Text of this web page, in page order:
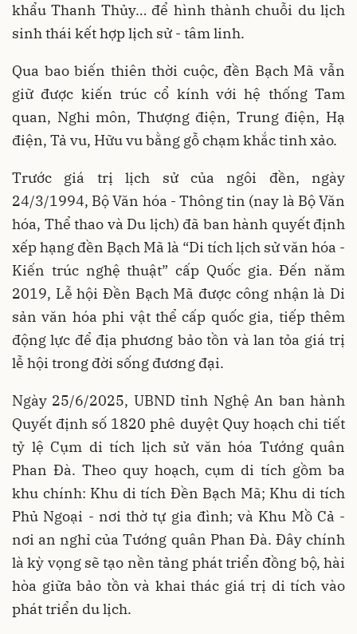
khẩu Thanh Thủy… để hình thành chuỗi du lịch
sinh thái kết hợp lịch sử - tâm linh.
Qua bao biến thiên thời cuộc, đền Bạch Mã vẫn
giữ được kiến trúc cổ kính với hệ thống Tam
quan, Nghi môn, Thượng điện, Trung điện, Hạ
điện, Tả vu, Hữu vu bằng gỗ chạm khắc tinh xảo.
Trước giá trị lịch sử của ngôi đền, ngày
24/3/1994, Bộ Văn hóa - Thông tin (nay là Bộ Văn
hóa, Thể thao và Du lịch) đã ban hành quyết định
xếp hạng đền Bạch Mã là “Di tích lịch sử văn hóa -
Kiến trúc nghệ thuật” cấp Quốc gia. Đến năm
2019, Lễ hội Đền Bạch Mã được công nhận là Di
sản văn hóa phi vật thể cấp quốc gia, tiếp thêm
động lực để địa phương bảo tồn và lan tỏa giá trị
lễ hội trong đời sống đương đại.
Ngày 25/6/2025, UBND tỉnh Nghệ An ban hành
Quyết định số 1820 phê duyệt Quy hoạch chi tiết
tỷ lệ Cụm di tích lịch sử văn hóa Tướng quân
Phan Đà. Theo quy hoạch, cụm di tích gồm ba
khu chính: Khu di tích Đền Bạch Mã; Khu di tích
Phủ Ngoại - nơi thờ tự gia đình; và Khu Mồ Cả -
nơi an nghỉ của Tướng quân Phan Đà. Đây chính
là kỳ vọng sẽ tạo nền tảng phát triển đồng bộ, hài
hòa giữa bảo tồn và khai thác giá trị di tích vào
phát triển du lịch.